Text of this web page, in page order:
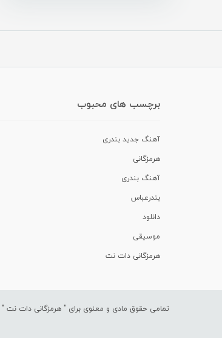
برچسب های محبوب
آهنگ جدید بندری
هرمزگانی
آهنگ بندری
بندرعباس
دانلود
موسیقی
هرمزگانی دات نت
تمامی حقوق مادی و معنوی برای " هرمزگانی دات نت